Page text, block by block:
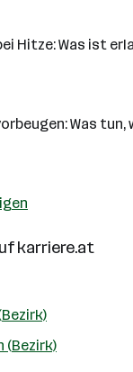
Hitze: Was ist
Was tun,
karriere.at
(Bezirk)